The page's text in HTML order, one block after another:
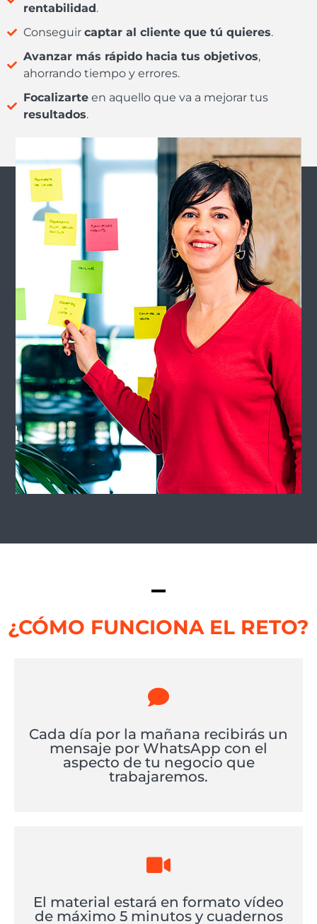
rentabilidad.
Conseguir captar al cliente que tú quieres.
Avanzar más rápido hacia tus objetivos,
ahorrando tiempo y errores.
Focalizarteen aquello que va a mejorar tus
resultados.
¿CÓMO FUNCIONA EL RETO?
Cada día por la mañana recibirás un
mensaje por WhatsApp con el
aspecto de tu negocio que
trabajaremos.
El material estará en formato vídeo
de máximo 5 minutos y cuadernos